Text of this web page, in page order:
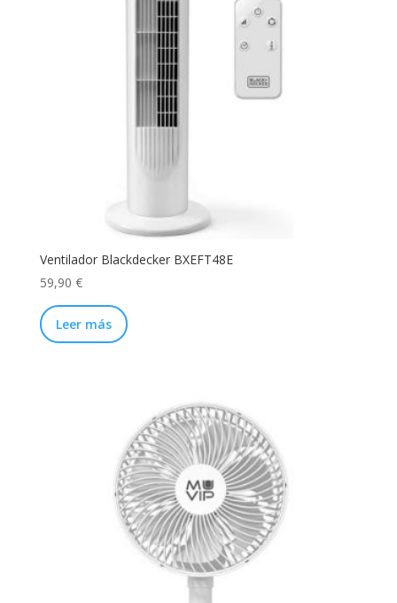
Ventilador Blackdecker BXEFT48E
59,90 €
Leer más